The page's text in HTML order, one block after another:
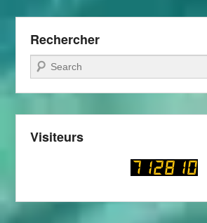
Rechercher
Recherche
Visiteurs